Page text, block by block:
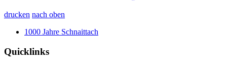
drucken nach oben
1000 Jahre Schnaittach
Quicklinks